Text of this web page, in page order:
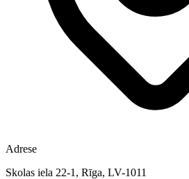
Adrese
Skolas iela 22-1, Rīga, LV-1011